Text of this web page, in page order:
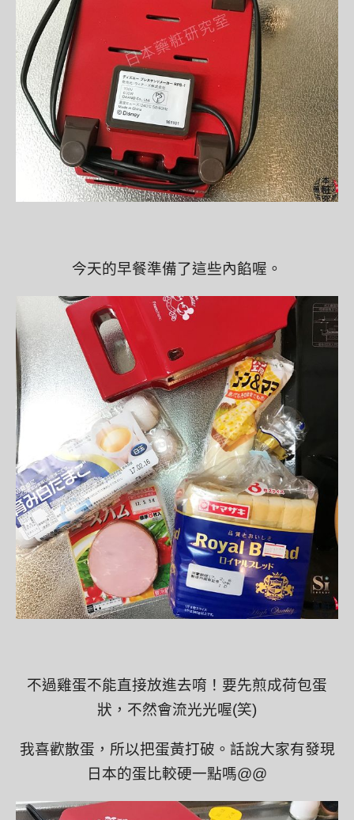
今天的早餐準備了這些內餡喔。
不過雞蛋不能直接放進去唷！要先煎成荷包蛋
狀，不然會流光光喔(笑)
我喜歡散蛋，所以把蛋黃打破。話說大家有發現
日本的蛋比較硬一點嗎@@